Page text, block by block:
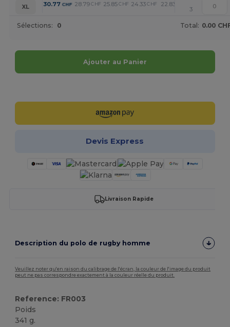
XL
30.77 CHF 28.79 CHF 25.85 CHF 24.33 CHF 22.83 CHF
3
Sélections: 0 Total: 0.00
Ajouter au Panier
Devis Express
Livraison Rapide
Description du polo de rugby homme
Veuillez noter qu'en raison du calibrage de l'écran, la couleur de l'image du produit
peut ne pas correspondre exactement à la couleur réelle du produit.
Reference: FR003
Poids
341 g.